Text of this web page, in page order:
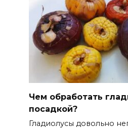
Чем обработать
посадкой?
Гладиолусы довольно